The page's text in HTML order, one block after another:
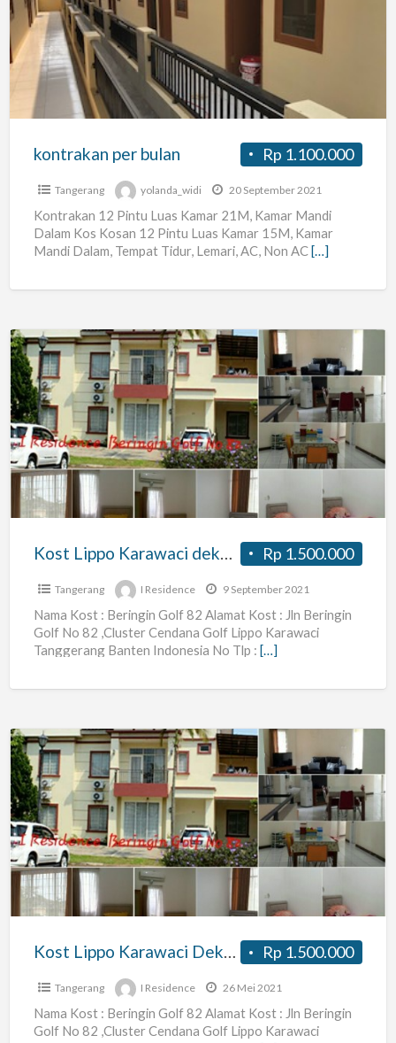
bulan
Rp 1.100.000
kontrakan per bulan
Tangerang yolanda_widi 20 September 2021
Kontrakan 12 Pintu Luas Kamar 21M, Kamar Mandi
Dalam Kos Kosan 12 Pintu Luas Kamar 15M, Kamar
Mandi Dalam, Tempat Tidur, Lemari, AC, Non AC[…]
Kost
Lippo
Karawaci
dekat
UPH,
Menara
Matahari,
Harvest,
Tanggerang
Rp 1.500.000
Kost Lippo Karawaci dekat UPH, Menara Matahari, Mall, Harvest, Tanggerang
Tangerang I Residence 9 September 2021
Nama Kost : Beringin Golf 82 Alamat Kost : Jln Beringin
Golf No 82 ,Cluster Cendana Golf Lippo Karawaci
Tanggerang Banten Indonesia No Tlp : […]
Kost
Lippo
Karawaci
Dekat
UPH
Menara
Harvest
,Mall
Lippo
Karawaci
Rp 1.500.000
Kost Lippo Karawaci Dekat UPH , Menara Matahari, Harvest ,Mall Lippo Karawaci
Tangerang I Residence 26 Mei 2021
Nama Kost : Beringin Golf 82 Alamat Kost : Jln Beringin
Golf No 82 ,Cluster Cendana Golf Lippo Karawaci